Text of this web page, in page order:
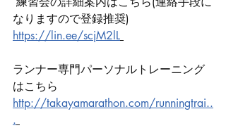
なりますので登録推奨)
https://lin.ee/scjM2lL
ランナー専門パーソナルトレーニング
はこちら
http://takayamarathon.com/runningtrai..
.